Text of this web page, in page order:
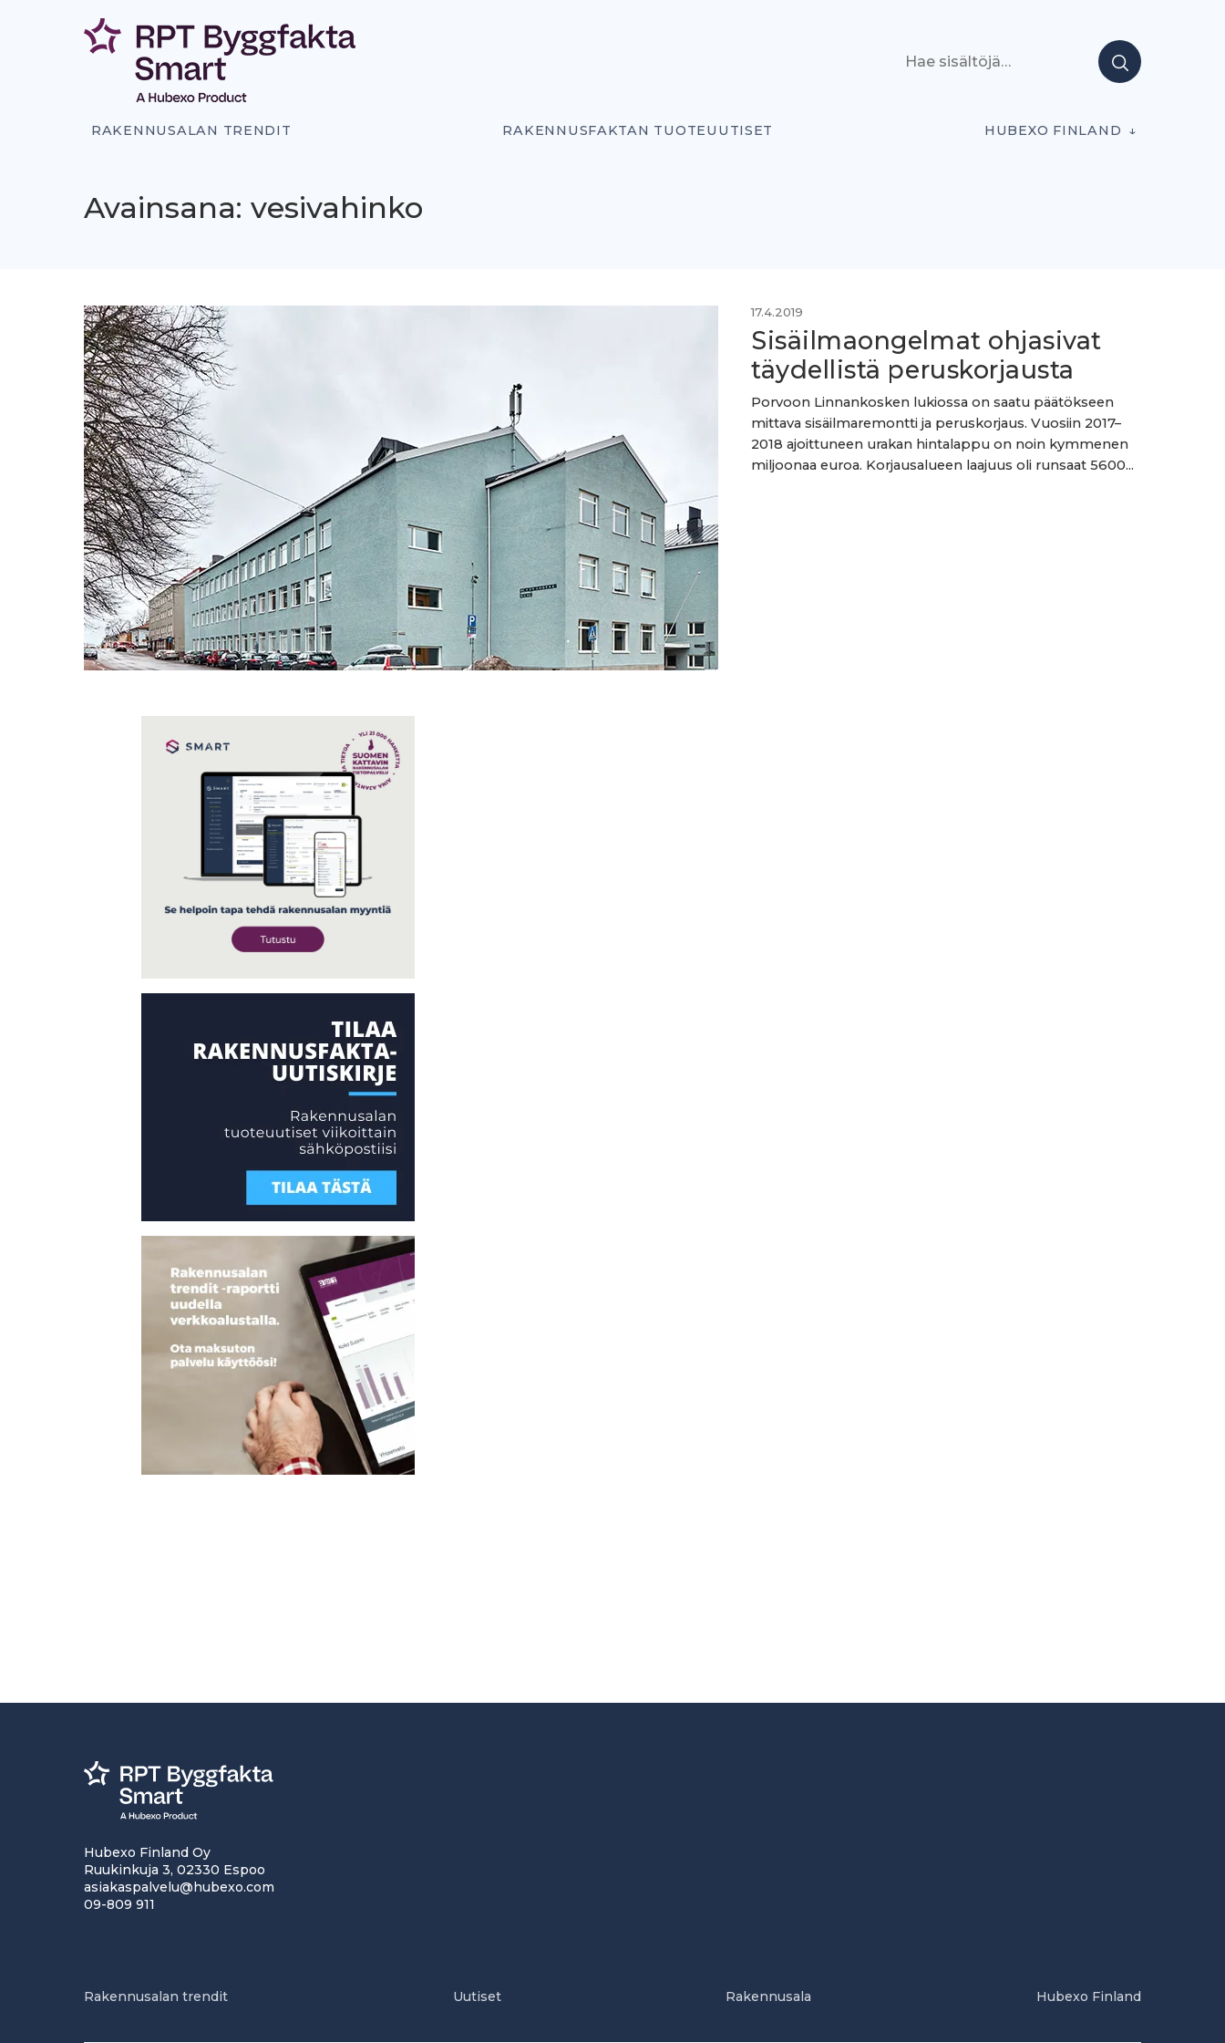
RAKENNUSALAN TRENDIT RAKENNUSFAKTAN TUOTEUUTISET HUBEXO FINLAND
Avainsana: vesivahinko
17.4.2019
Sisäilmaongelmat ohjasivat
täydellistä peruskorjausta
Porvoon Linnankosken lukiossa on saatu päätökseen
mittava sisäilmaremontti ja peruskorjaus. Vuosiin 2017–
2018 ajoittuneen urakan hintalappu on noin kymmenen
miljoonaa euroa. Korjausalueen laajuus oli runsaat 5600...
Hubexo Finland Oy
Ruukinkuja 3, 02330 Espoo
asiakaspalvelu@hubexo.com
09-809 911
Rakennusalan trendit Uutiset Rakennusala Hubexo Finland